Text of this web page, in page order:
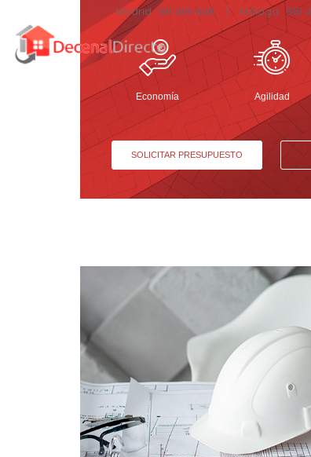
Madrid 911 419 648 | Málaga 951
Economía Agilidad
SOLICITAR PRESUPUESTO